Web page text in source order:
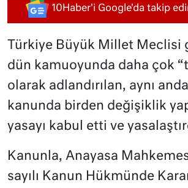
10Haber'i Google'da takip
Türkiye Büyük Millet Meclisi
dün kamuoyunda daha çok
olarak adlandırılan, aynı
kanunda birden değişiklik
yasayı kabul etti ve
Kanunla, Anayasa
sayılı Kanun Hükmünde